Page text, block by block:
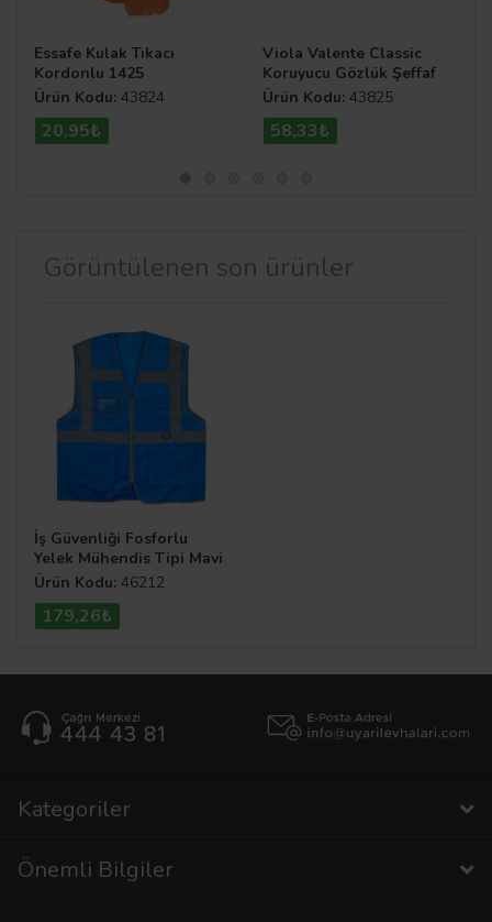
Essafe Kulak Tıkacı
Kordonlu 1425
Ürün Kodu: 43824
20,95₺
Viola Valente Classic
Koruyucu Gözlük Şeffaf
Ürün Kodu: 43825
58,33₺
Görüntülenen son ürünler
İş Güvenliği Fosforlu
Yelek Mühendis Tipi Mavi
XL
Ürün Kodu: 46212
179,26₺
Kategoriler
Önemli Bilgiler